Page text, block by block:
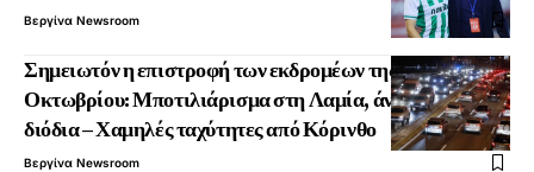
Βεργίνα Newsroom
Σημειωτόν η επιστροφή των εκδρομέων της 28ης
Οκτωβρίου: Μποτιλιάρισμα στη Λαμία, άνοιξαν τα
διόδια – Χαμηλές ταχύτητες από Κόρινθο
Βεργίνα Newsroom